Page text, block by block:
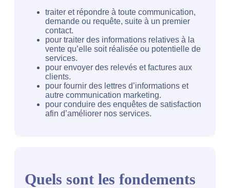
traiter et répondre à toute communication,
demande ou requête, suite à un premier
contact.
pour traiter des informations relatives à la
vente qu’elle soit réalisée ou potentielle de
services.
pour envoyer des relevés et factures aux
clients.
pour fournir des lettres d’informations et
autre communication marketing.
pour conduire des enquêtes de satisfaction
afin d’améliorer nos services.
Quels sont les fondements